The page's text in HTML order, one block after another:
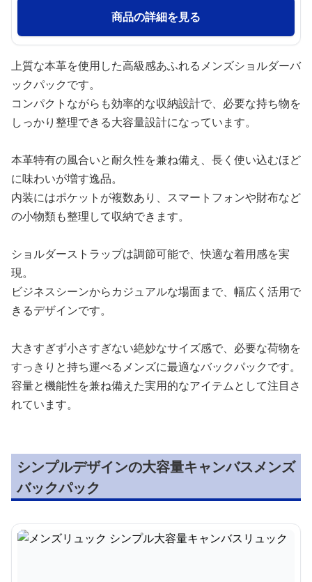
商品の詳細を見る
上質な本革を使用した高級感あふれるメンズショルダーバ
ックパックです。
コンパクトながらも効率的な収納設計で、必要な持ち物を
しっかり整理できる大容量設計になっています。
本革特有の風合いと耐久性を兼ね備え、長く使い込むほど
に味わいが増す逸品。
内装にはポケットが複数あり、スマートフォンや財布など
の小物類も整理して収納できます。
ショルダーストラップは調節可能で、快適な着用感を実
現。
ビジネスシーンからカジュアルな場面まで、幅広く活用で
きるデザインです。
大きすぎず小さすぎない絶妙なサイズ感で、必要な荷物を
すっきりと持ち運べるメンズに最適なバックパックです。
容量と機能性を兼ね備えた実用的なアイテムとして注目さ
れています。
シンプルデザインの大容量キャンバスメンズ
バックパック